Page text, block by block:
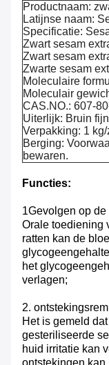
Productnaam:
Latijnse naam:
Specificatie:
Zwart sesam
Zwart sesam
Zwarte sesam
Moleculaire
Moleculair
CAS.NO.: 607-
Uiterlijk: Bruin
Verpakking: 1
Berging:
bewaren.
Functies:
1Gevolgen op
Orale toediening
ratten kan de
het
verlagen;
2.
Het is gemeld
gesteriliseerde
huid irritatie kan